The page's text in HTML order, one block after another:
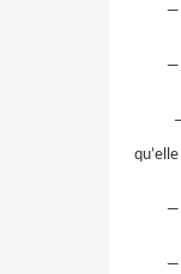
—
— Tu
— À
—
—